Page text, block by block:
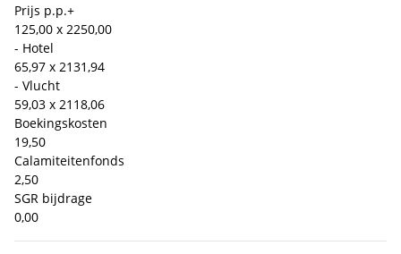
Prijs p.p.+
125,00 x 2250,00
- Hotel
65,97 x 2131,94
- Vlucht
59,03 x 2118,06
Boekingskosten
19,50
Calamiteitenfonds
2,50
SGR bijdrage
0,00